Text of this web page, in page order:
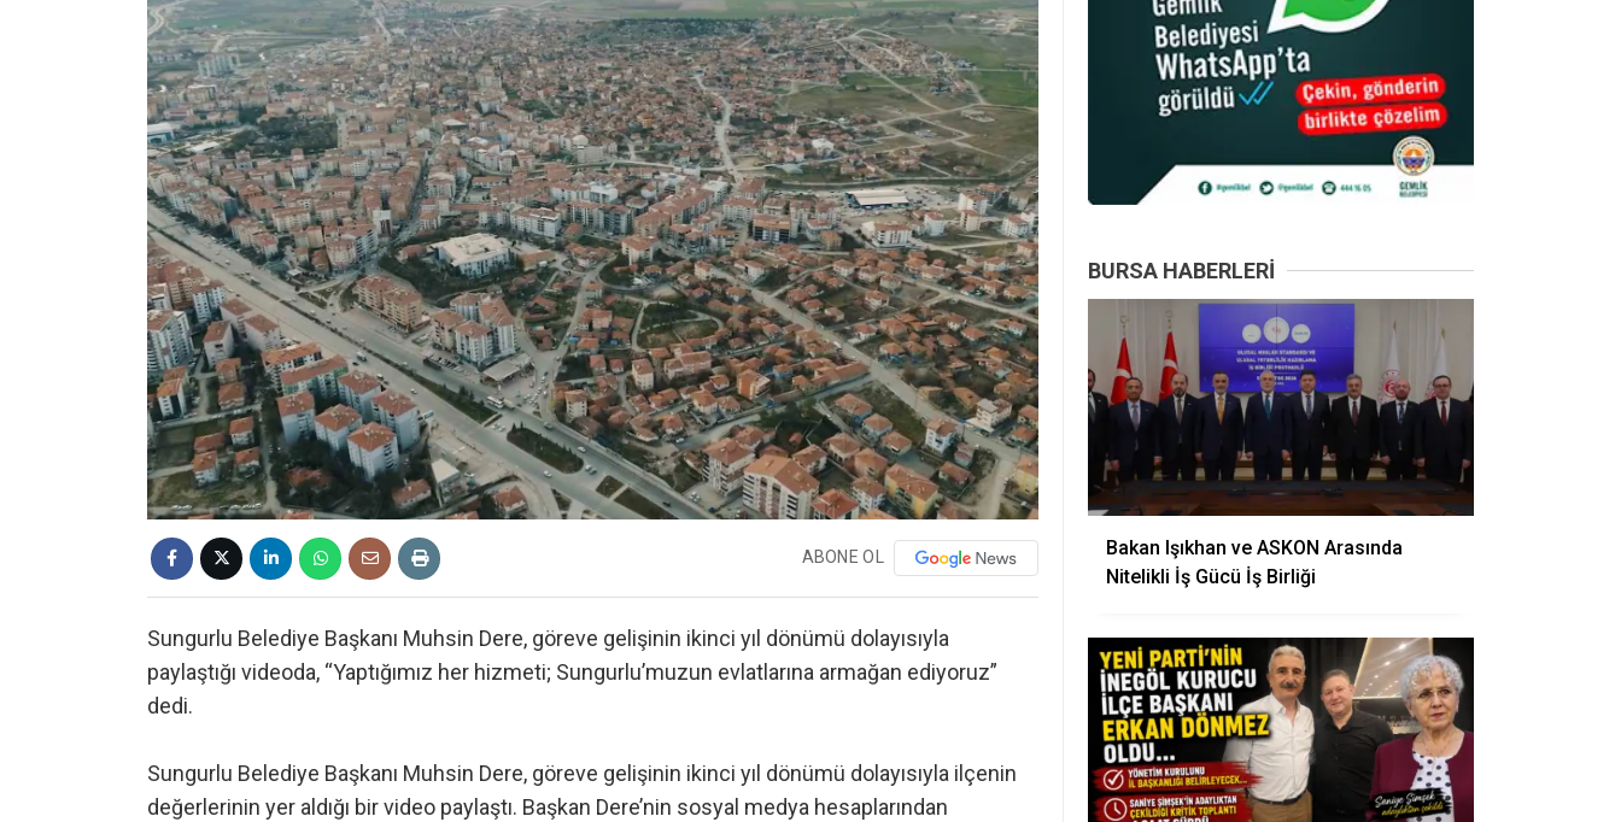
ABONE OL
Sungurlu Belediye Başkanı Muhsin Dere, göreve gelişinin ikinci yıl dönümü dolayısıyla
paylaştığı videoda, “Yaptığımız her hizmeti; Sungurlu’muzun evlatlarına armağan ediyoruz”
dedi.
Sungurlu Belediye Başkanı Muhsin Dere, göreve gelişinin ikinci yıl dönümü dolayısıyla ilçenin
değerlerinin yer aldığı bir video paylaştı. Başkan Dere’nin sosyal medya hesaplarından
BURSA HABERLERI
Bakan Işıkhan ve ASKON Arasında
Nitelikli İş Gücü İş Birliği